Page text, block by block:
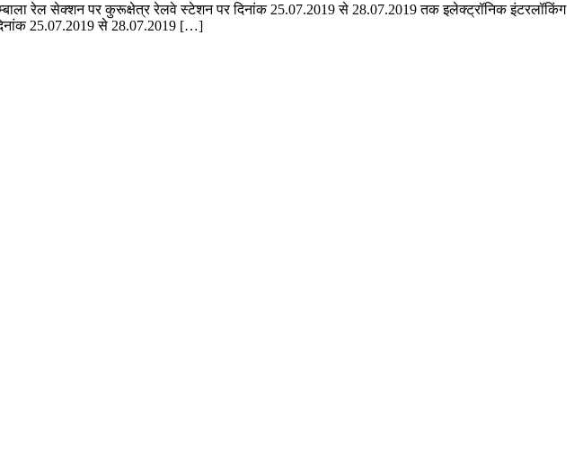
रेल सेक्शन पर कुरूक्षेत्र रेलवे स्टेशन पर दिनांक 25.07.2019 से 28.07.2019 तक इलेक्ट्रॉनिक इंटरलॉकिंग
दिनांक 25.07.2019 से 28.07.2019 […]